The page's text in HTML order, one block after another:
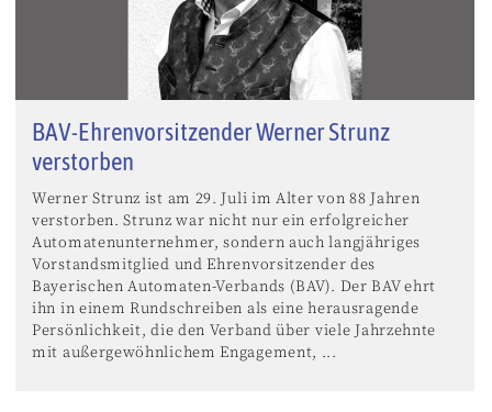
BAV-Ehrenvorsitzender Werner Strunz
verstorben
Werner Strunz ist am 29. Juli im Alter von 88 Jahren
verstorben. Strunz war nicht nur ein erfolgreicher
Automatenunternehmer, sondern auch langjähriges
Vorstandsmitglied und Ehrenvorsitzender des
Bayerischen Automaten-Verbands (BAV). Der BAV ehrt
ihn in einem Rundschreiben als eine herausragende
Persönlichkeit, die den Verband über viele Jahrzehnte
mit außergewöhnlichem Engagement, ...